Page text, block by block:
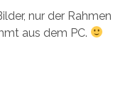
nur der Rahmen
aus dem PC.